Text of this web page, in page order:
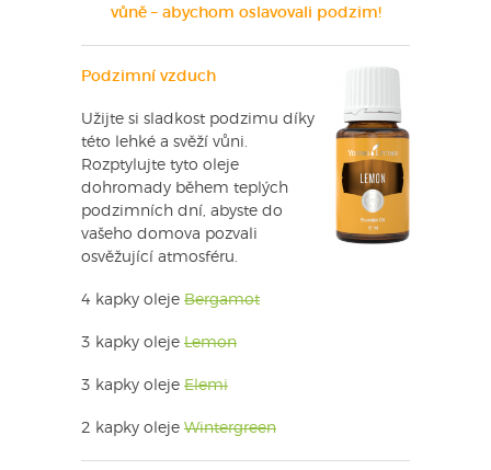
vůně – abychom oslavovali podzim!
Podzimní vzduch
Užijte si sladkost podzimu díky
této lehké a svěží vůni.
Rozptylujte tyto oleje
dohromady během teplých
podzimních dní, abyste do
vašeho domova pozvali
osvěžující atmosféru.
4 kapky oleje Bergamot
3 kapky oleje Lemon
3 kapky oleje Elemi
2 kapky oleje Wintergreen